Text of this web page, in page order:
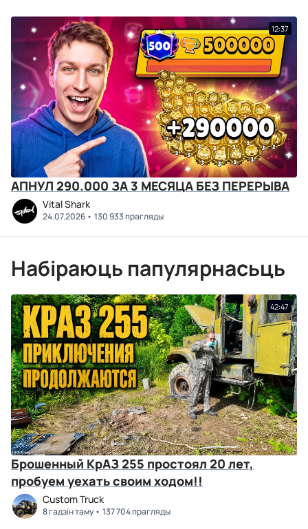
12:37
АПНУЛ 290.000 ЗА 3 МЕСЯЦА БЕЗ ПЕРЕРЫВА
Vital Shark
24.07.2026 130 933 прагляды
Набіраюць папулярнасьць
42:47
Брошенный КрАЗ 255 простоял 20 лет,
пробуем уехать своим ходом!!
Custom Truck
8 гадзін таму 137 704 прагляды